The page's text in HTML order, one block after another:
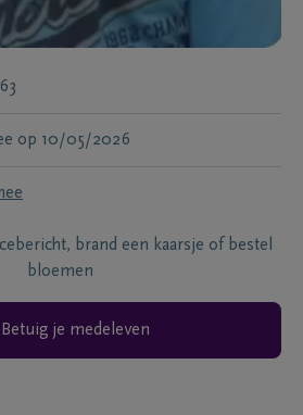
op 10/05/2026
brand een kaarsje of bestel
bloemen
Betuig je medeleven